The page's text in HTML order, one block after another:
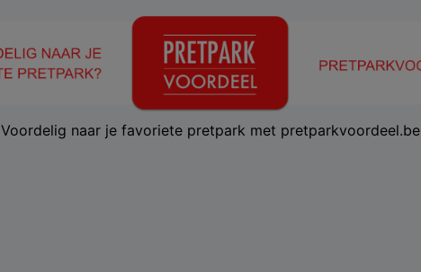
Voordelig naar je favoriete pretpark met pretparkvoordeel.be